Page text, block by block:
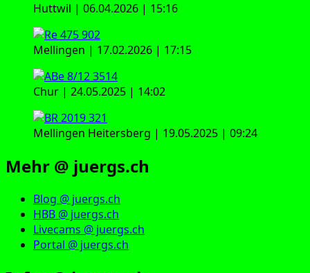
Huttwil | 06.04.2026 | 15:16
Mellingen | 17.02.2026 | 17:15
Chur | 24.05.2025 | 14:02
Mellingen Heitersberg | 19.05.2025 | 09:24
Mehr @ juergs.ch
Blog @ juergs.ch
HBB @ juergs.ch
Livecams @ juergs.ch
Portal @ juergs.ch